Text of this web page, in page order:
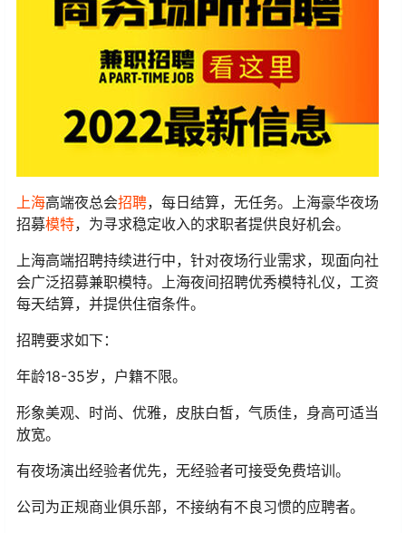
上海高端夜总会招聘，每日结算，无任务。上海豪华夜场
招募模特，为寻求稳定收入的求职者提供良好机会。
上海高端招聘持续进行中，针对夜场行业需求，现面向社
会广泛招募兼职模特。上海夜间招聘优秀模特礼仪，工资
每天结算，并提供住宿条件。
招聘要求如下：
年龄18-35岁，户籍不限。
形象美观、时尚、优雅，皮肤白皙，气质佳，身高可适当
放宽。
有夜场演出经验者优先，无经验者可接受免费培训。
公司为正规商业俱乐部，不接纳有不良习惯的应聘者。